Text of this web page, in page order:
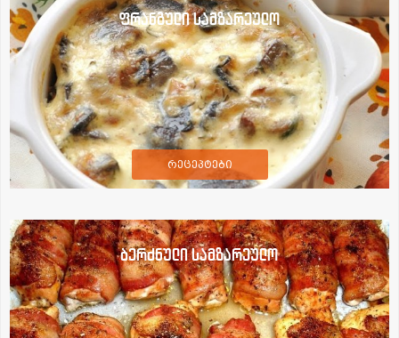
ფრანგული სამზარეულო
რეცეპტები
ბერძნული სამზარეულო